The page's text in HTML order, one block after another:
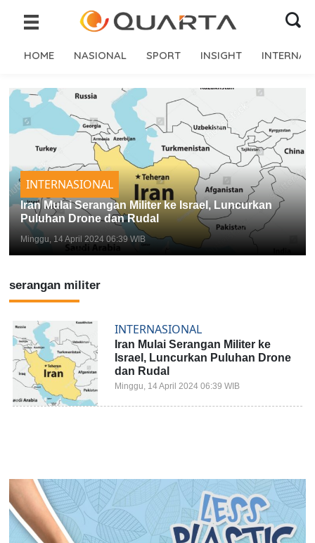
HOME NASIONAL SPORT INSIGHT
INTERNASIONAL
Iran Mulai Serangan Militer ke Israel, Luncurkan
Puluhan Drone dan Rudal
Minggu, 14 April 2024 06:39 WIB
serangan militer
INTERNASIONAL
Iran Mulai Serangan Militer ke
Israel, Luncurkan Puluhan Drone
dan Rudal
Minggu, 14 April 2024 06:39 WIB